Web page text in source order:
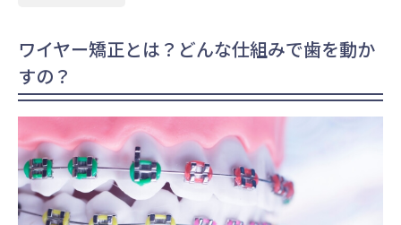
ワイヤー矯正とは？どんな仕組みで歯を動か
すの？